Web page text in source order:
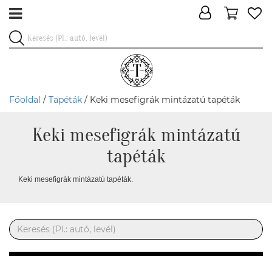
Főoldal / Tapéták / Keki mesefigrák mintázatú tapéták
Keki mesefigrák mintázatú
tapéták
Keki mesefigrák mintázatú tapéták.